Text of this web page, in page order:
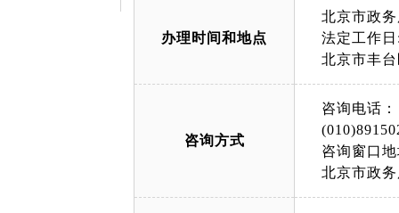
办理时间和地点
北京市政
法定工作
北京市丰
咨询方式
咨询电话：
咨询窗口
北京市政